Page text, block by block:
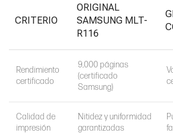
CRITERIO
ORIGINAL
SAMSUNG MLT-
R116
Rendimiento
certificado
9,000 páginas
(certificado
Samsung)
Calidad de
impresión
Nitidez y uniformidad
garantizadas